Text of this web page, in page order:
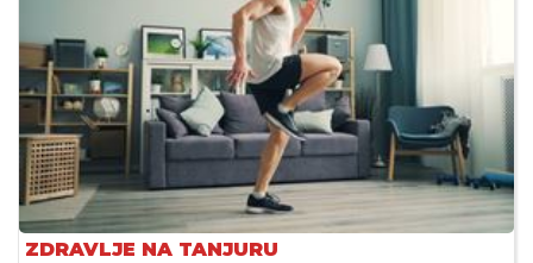
ZDRAVLJE NA TANJURU